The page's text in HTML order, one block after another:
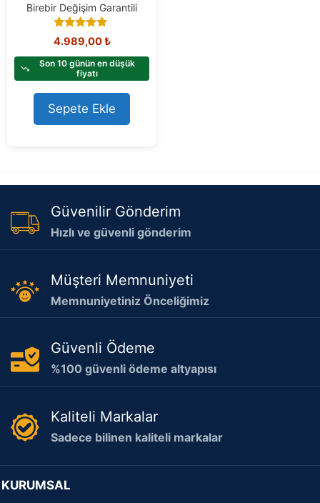
Birebir Değişim Garantili
5.00
out of 5
4.989,00₺
Son 10 günün en düşük
fiyatı
Sepete Ekle
Güvenilir Gönderim
Hızlı ve güvenli gönderim
Müşteri Memnuniyeti
Memnuniyetiniz Önceliğimiz
Güvenli Ödeme
%100 güvenli ödeme altyapısı
Kaliteli Markalar
Sadece bilinen kaliteli markalar
KURUMSAL